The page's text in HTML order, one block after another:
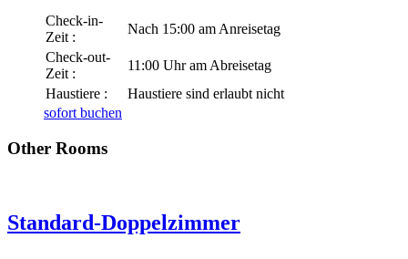
Check-in-
Zeit :
Nach 15:00 am Anreisetag
Check-out-
Zeit :
11:00 Uhr am Abreisetag
Haustiere :
Haustiere sind erlaubt nicht
sofort buchen
Other Rooms
Standard-Doppelzimmer